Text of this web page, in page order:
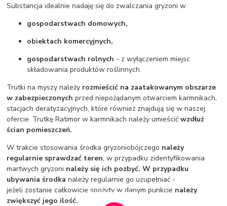
Substancja idealnie nadaję się do zwalczania gryzoni w
gospodarstwach domowych,
obiektach komercyjnych,
gospodarstwach rolnych - z wyłączeniem miejsc
składowania produktów roślinnych.
Trutki na myszy należy rozmieścić na zaatakowanym obszarze
w zabezpieczonych przed niepożądanym otwarciem karmnikach,
stacjach deratyzacyjnych, które również znajdują się w naszej
ofercie. Trutkę Ratimor w karmnikach należy umieścićwzdłuż
ścian pomieszczeń.
W trakcie stosowania środka gryzoniobójczego należy
regularnie sprawdzać teren, w przypadku zidentyfikowania
martwych gryzoni należy się ich pozbyć.W przypadku
ubywania środkanależy regularnie go uzupełniać -
jeżeli zostanie całkowicie spożyty w danym punkcie należy
zwiększyć jego ilość.